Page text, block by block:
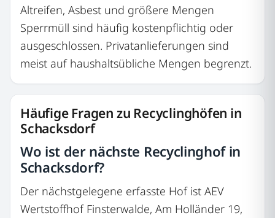
Altreifen, Asbest und größere Mengen
Sperrmüll sind häufig kostenpflichtig oder
ausgeschlossen. Privatanlieferungen sind
meist auf haushaltsübliche Mengen begrenzt.
Häufige Fragen zu Recyclinghöfen in
Schacksdorf
Wo ist der nächste Recyclinghof in
Schacksdorf?
Der nächstgelegene erfasste Hof ist AEV
Wertstoffhof Finsterwalde, Am Holländer 19,